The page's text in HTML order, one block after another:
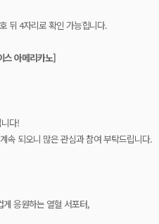
뒤 4자리로 확인 가능힙니다.
스 아메리카노]
다!
속 되오니 많은 관심과 참여 부탁드립니다.
응원하는 열혈 서포터,